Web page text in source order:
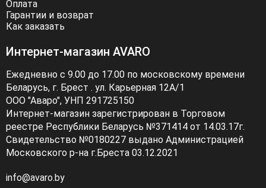
Оплата
Гарантии и возврат
Как заказать
Интернет-магазин AVARO
Ежедневно с 9.00 до 17.00 по московскому времени
Беларусь, г. Брест . ул. Карьерная 12А/1
ООО "Аваро", УНП 291725150
Интернет-магазин зарегистрирован в Торговом
реестре Республики Беларусь №371414 от 14.03.17г.
Свидетельство №0180227 выдано Администрацией
Московского р-на г.Бреста 03.12.2021
info@avaro.by